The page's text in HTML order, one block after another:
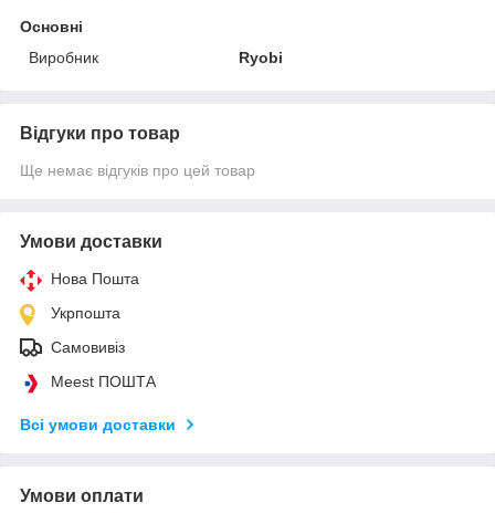
Основні
Виробник
Ryobi
Відгуки про товар
Ще немає відгуків про цей товар
Умови доставки
Нова Пошта
Укрпошта
Самовивіз
Meest ПОШТА
Всі умови доставки
Умови оплати